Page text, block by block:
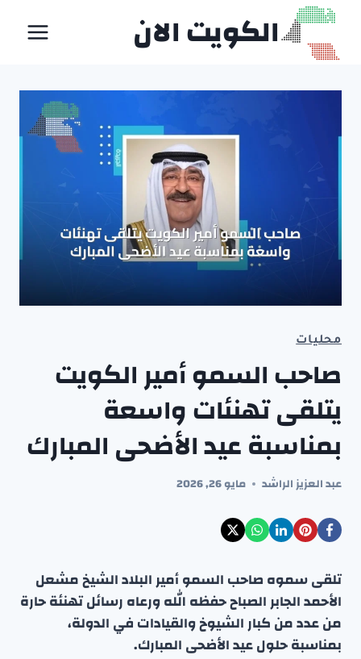
التجاوز
المحتوى
الكويت الان
محليات
صاحب السمو أمير الكويت
يتلقى تهنئات واسعة
بمناسبة عيد الأضحى المبارك
عبد العزيز الراشد مايو 26, 2026
تلقى سموه صاحب السمو أمير البلاد الشيخ مشعل
الأحمد الجابر الصباح حفظه الله ورعاه رسائل تهنئة حارة
من عدد من كبار الشيوخ والقيادات في الدولة،
بمناسبة حلول عيد الأضحى المبارك.